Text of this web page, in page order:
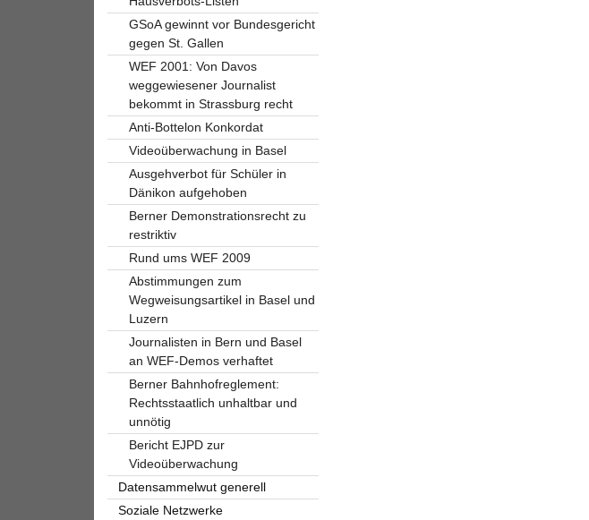
GSoA gewinnt vor Bundesgericht
gegen St. Gallen
WEF 2001: Von Davos
weggewiesener Journalist
bekommt in Strassburg recht
Anti-Bottelon Konkordat
Videoüberwachung in Basel
Ausgehverbot für Schüler in
Dänikon aufgehoben
Berner Demonstrationsrecht zu
restriktiv
Rund ums WEF 2009
Abstimmungen zum
Wegweisungsartikel in Basel und
Luzern
Journalisten in Bern und Basel
an WEF-Demos verhaftet
Berner Bahnhofreglement:
Rechtsstaatlich unhaltbar und
unnötig
Bericht EJPD zur
Videoüberwachung
Datensammelwut generell
Soziale Netzwerke